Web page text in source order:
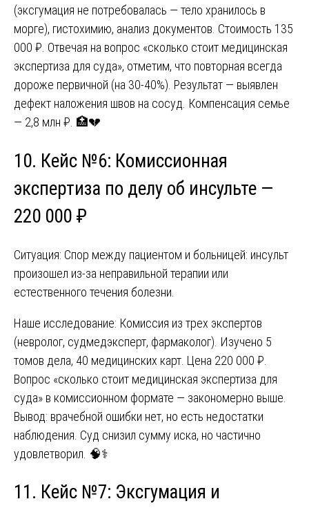
(эксгумация не потребовалась — тело хранилось в
морге), гистохимию, анализ документов. Стоимость 135
000 ₽. Отвечая на вопрос «сколько стоит медицинская
экспертиза для суда», отметим, что повторная всегда
дороже первичной (на 30-40%). Результат — выявлен
дефект наложения швов на сосуд. Компенсация семье
— 2,8 млн ₽. 🏥💔
10. Кейс №6: Комиссионная
экспертиза по делу об инсульте —
220 000 ₽
Ситуация: Спор между пациентом и больницей: инсульт
произошел из-за неправильной терапии или
естественного течения болезни.
Наше исследование: Комиссия из трех экспертов
(невролог, судмедэксперт, фармаколог). Изучено 5
томов дела, 40 медицинских карт. Цена 220 000 ₽.
Вопрос «сколько стоит медицинская экспертиза для
суда» в комиссионном формате — закономерно выше.
Вывод: врачебной ошибки нет, но есть недостатки
наблюдения. Суд снизил сумму иска, но частично
удовлетворил. 🧠⚕️
11. Кейс №7: Эксгумация и